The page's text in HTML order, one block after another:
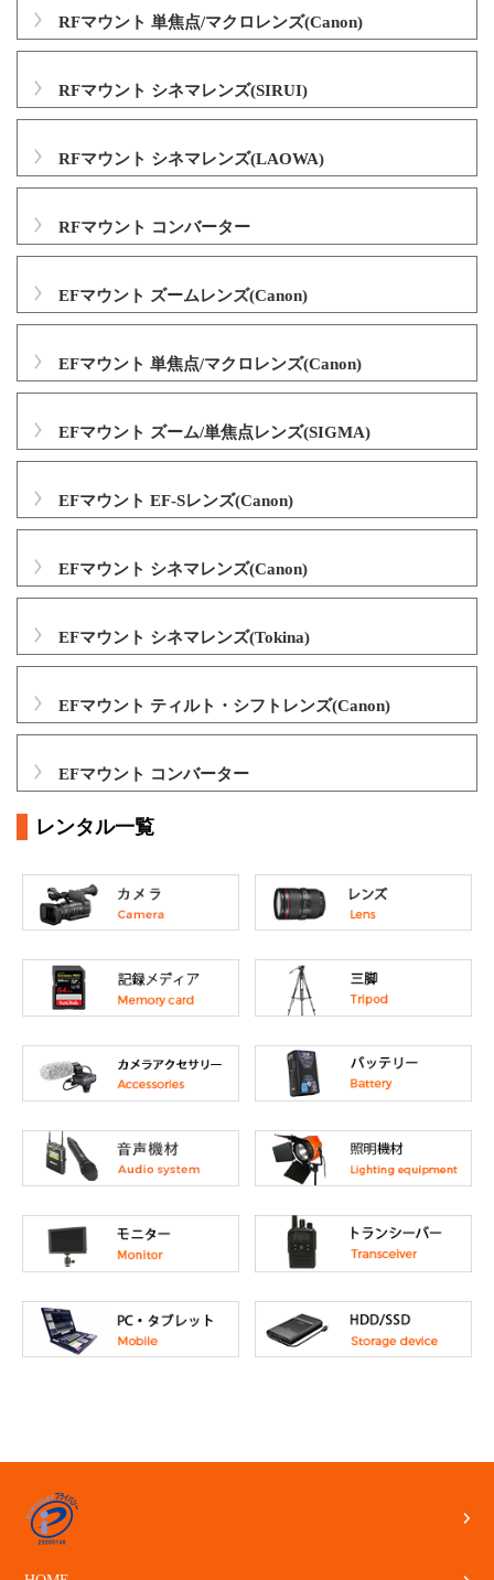
RFマウント 単焦点/マクロレンズ(Canon)
RFマウント シネマレンズ(SIRUI)
RFマウント シネマレンズ(LAOWA)
RFマウント コンバーター
EFマウント ズームレンズ(Canon)
EFマウント 単焦点/マクロレンズ(Canon)
EFマウント ズーム/単焦点レンズ(SIGMA)
EFマウント EF-Sレンズ(Canon)
EFマウント シネマレンズ(Canon)
EFマウント シネマレンズ(Tokina)
EFマウント ティルト・シフトレンズ(Canon)
EFマウント コンバーター
レンタル一覧